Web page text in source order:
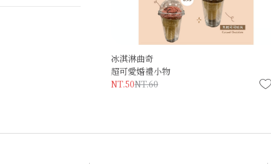
冰淇淋曲奇
超可愛婚禮小物
NT.50NT.60